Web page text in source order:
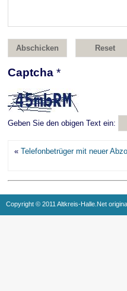
Captcha *
Geben Sie den obigen Text ein:
« Telefonbetrüger mit neuer
Copyright © 2011 Altkreis-Halle.Net